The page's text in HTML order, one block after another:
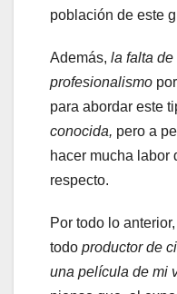
población de este
Además, la falta
profesionalismo
para abordar este
conocida, pero a
hacer mucha labor
respecto.
Por todo lo
todo productor de
una película de mi